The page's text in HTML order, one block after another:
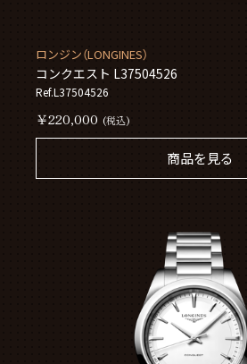
ロンジン（LONGINES）
コンクエスト L37504526
Ref.L37504526
￥220,000 (税込)
商品を見る